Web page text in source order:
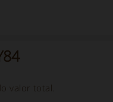
valor total.